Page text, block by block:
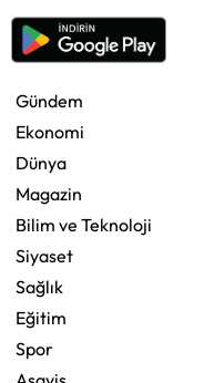
Gündem
Ekonomi
Dünya
Magazin
Bilim ve Teknoloji
Siyaset
Sağlık
Eğitim
Spor